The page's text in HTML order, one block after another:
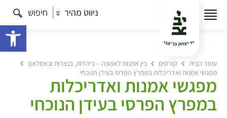
ניווט מהיר חיפוש
עמוד הבית קורסים
בין אמנות לאמונה – ביהדות, בנצרות ובאסלאם
מפגשי אמנות ואדריכלות במפרץ הפרסי בעידן הנוכחי
מפגשי אמנות ואדריכלות
במפרץ הפרסי בעידן הנוכחי